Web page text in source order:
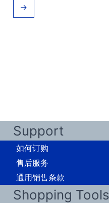
→
Support
如何订购
售后服务
通用销售条款
Shopping Tools